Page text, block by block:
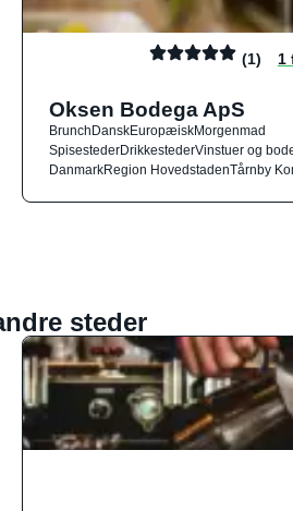
(1) 1
Oksen Bodega ApS
BrunchDanskEuropæiskMorgenmad
SpisestederDrikkestederVinstuer og
DanmarkRegion HovedstadenTårnby
steder